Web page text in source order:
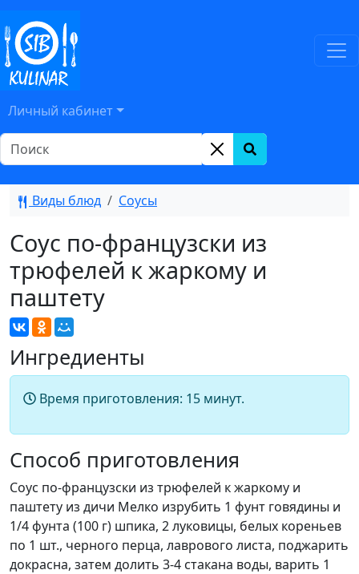
Личный кабинет
Виды блюд Соусы
Соус по-французски из
трюфелей к жаркому и
паштету
Ингредиенты
Время приготовления: 15 минут.
Способ приготовления
Соус по-французски из трюфелей к жаркому и
паштету из дичи Мелко изрубить 1 фунт говядины и
1/4 фунта (100 г) шпика, 2 луковицы, белых кореньев
по 1 шт., черного перца, лаврового листа, поджарить
докрасна, затем долить 3-4 стакана воды, варить 1